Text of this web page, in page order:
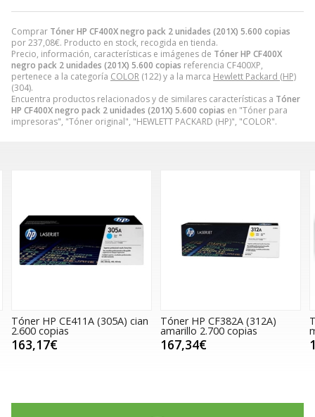
Comprar Tóner HP CF400X negro pack 2 unidades (201X) 5.600 copias
por237,08€. Producto en stock, recogida en tienda.
Precio, información, características e imágenes de Tóner HP CF400X
negro pack 2 unidades (201X) 5.600 copias referencia CF400XP,
pertenece a la categoría COLOR (122) y a la marca Hewlett Packard (HP)
(304).
Encuentra productos relacionados y de similares características a Tóner
HP CF400X negro pack 2 unidades (201X) 5.600 copias en "Tóner para
impresoras", "Tóner original", "HEWLETT PACKARD (HP)", "COLOR".
(305A) cian Tóner HP CF382A (312A)
amarillo 2.700 copias
Tóner HP
magenta 2.300